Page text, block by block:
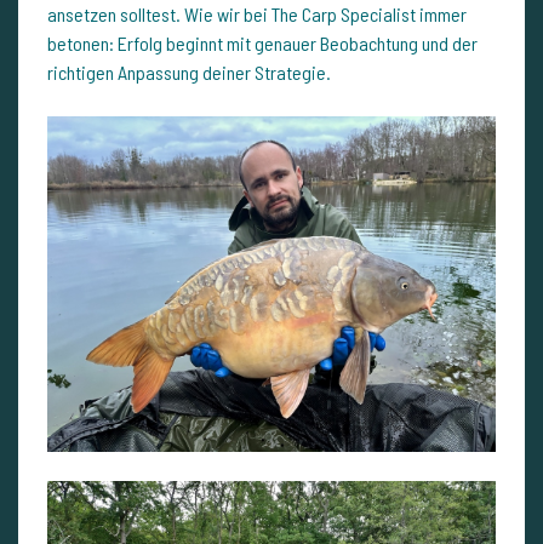
ansetzen solltest. Wie wir bei The Carp Specialist immer
betonen: Erfolg beginnt mit genauer Beobachtung und der
richtigen Anpassung deiner Strategie.